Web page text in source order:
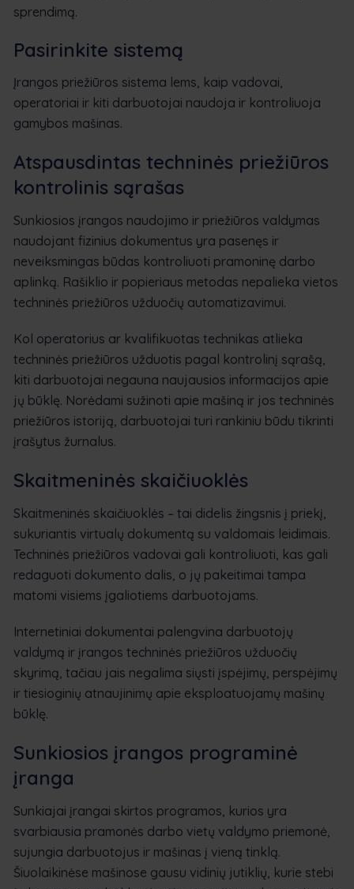
sprendimą.
Pasirinkite sistemą
Įrangos priežiūros sistema lems, kaip vadovai,
operatoriai ir kiti darbuotojai naudoja ir kontroliuoja
gamybos mašinas.
Atspausdintas techninės priežiūros
kontrolinis sąrašas
Sunkiosios įrangos naudojimo ir priežiūros valdymas
naudojant fizinius dokumentus yra pasenęs ir
neveiksmingas būdas kontroliuoti pramoninę darbo
aplinką. Rašiklio ir popieriaus metodas nepalieka vietos
techninės priežiūros užduočių automatizavimui.
Kol operatorius ar kvalifikuotas technikas atlieka
techninės priežiūros užduotis pagal kontrolinį sąrašą,
kiti darbuotojai negauna naujausios informacijos apie
jų būklę. Norėdami sužinoti apie mašiną ir jos techninės
priežiūros istoriją, darbuotojai turi rankiniu būdu tikrinti
įrašytus žurnalus.
Skaitmeninės skaičiuoklės
Skaitmeninės skaičiuoklės – tai didelis žingsnis į priekį,
sukuriantis virtualų dokumentą su valdomais leidimais.
Techninės priežiūros vadovai gali kontroliuoti, kas gali
redaguoti dokumento dalis, o jų pakeitimai tampa
matomi visiems įgaliotiems darbuotojams.
Internetiniai dokumentai palengvina darbuotojų
valdymą ir įrangos techninės priežiūros užduočių
skyrimą, tačiau jais negalima siųsti įspėjimų, perspėjimų
ir tiesioginių atnaujinimų apie eksploatuojamų mašinų
būklę.
Sunkiosios įrangos programinė
įranga
Sunkiajai įrangai skirtos programos, kurios yra
svarbiausia pramonės darbo vietų valdymo priemonė,
sujungia darbuotojus ir mašinas į vieną tinklą.
Šiuolaikinėse mašinose gausu vidinių jutiklių, kurie stebi